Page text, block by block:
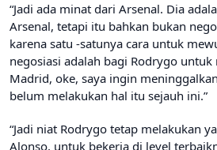
“Jadi ada minat dari Arsenal. Dia
Arsenal, tetapi itu bahkan bukan
karena satu -satunya cara untuk
negosiasi adalah bagi Rodrygo untuk
Madrid, oke, saya ingin
belum melakukan hal itu sejauh ini.”
“Jadi niat Rodrygo tetap melakukan
Alonso, untuk bekerja di level